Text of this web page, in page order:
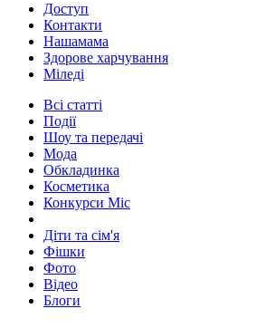
Доступ
Контакти
Нашамама
Здорове харчування
Міледі
Всі статті
Події
Шоу та передачі
Мода
Обкладинка
Косметика
Конкурси Міс
Діти та сім'я
Фішки
Фото
Відео
Блоги